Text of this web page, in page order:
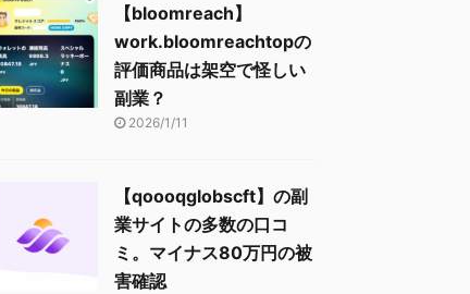
【bloomreach】
work.bloomreachtopの
評価商品は架空で怪しい
副業？
2026/1/11
【qoooqglobscft】の副
業サイトの多数の口コ
ミ。マイナス80万円の被
害確認